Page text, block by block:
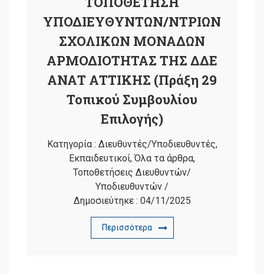
ΥΠΟΔΙΕΥΘΥΝΤΩΝ/ΝΤΡΙΩΝ
ΣΧΟΛΙΚΩΝ ΜΟΝΑΔΩΝ
ΑΡΜΟΔΙΟΤΗΤΑΣ ΤΗΣ ΔΔΕ
ΑΝΑΤ ΑΤΤΙΚΗΣ (Πράξη 29
Τοπικού Συμβουλίου
Επιλογής)
Κατηγορία : Διευθυντές/Υποδιευθυντές,
Εκπαιδευτικοί,Όλα τα άρθρα,
Τοποθετήσεις Διευθυντών/
Υποδιευθυντών /
Δημοσιεύτηκε : 04/11/2025
Περισσότερα